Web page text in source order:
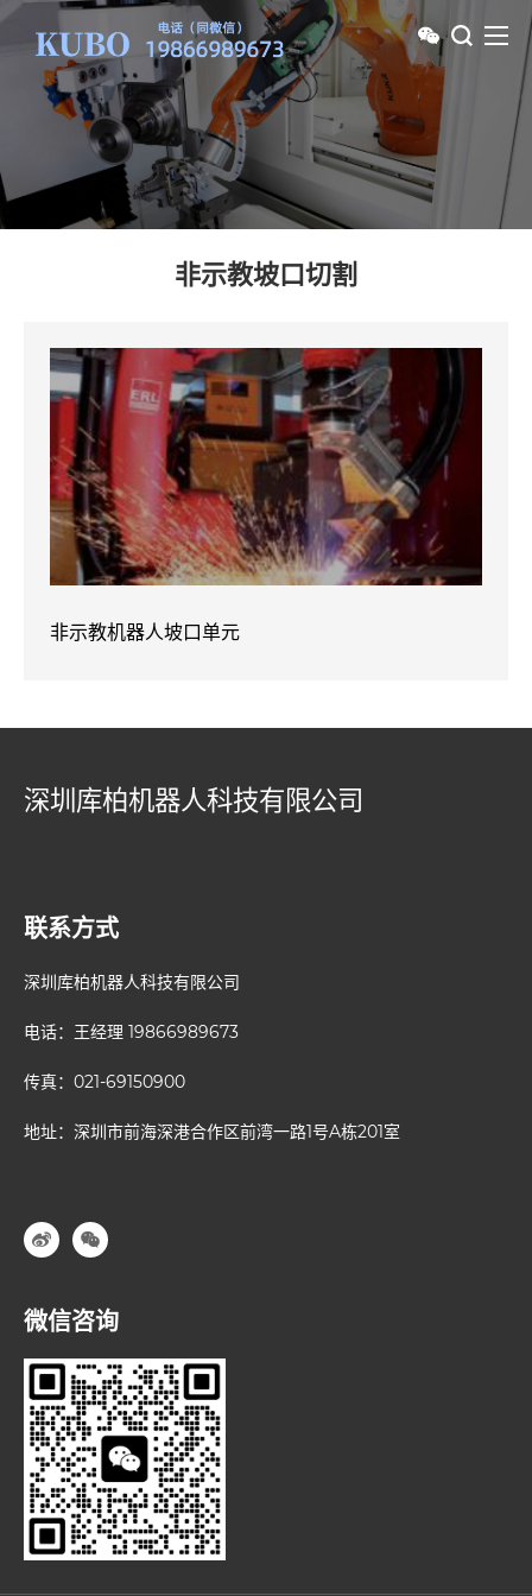
非示教坡口切割
非示教机器人坡口单元
深圳库柏机器人科技有限公司
联系方式
深圳库柏机器人科技有限公司
电话：王经理 19866989673
传真：021-69150900
地址：深圳市前海深港合作区前湾一路1号A栋201室
微信咨询